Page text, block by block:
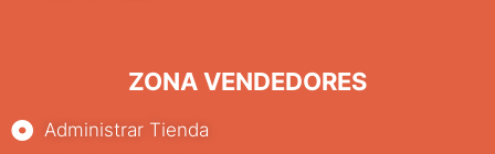
ZONA VENDEDORES
Administrar Tienda